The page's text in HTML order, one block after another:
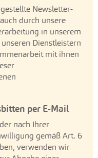
Newsletter-
durch unsere
in unserem
Dienstleistern
mit ihnen
per E-Mail
nach Ihrer
gemäß Art. 6
verwenden wir